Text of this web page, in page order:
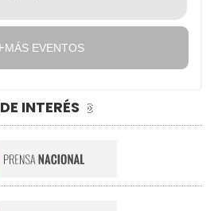
MÁS EVENTOS
DE INTERÉS